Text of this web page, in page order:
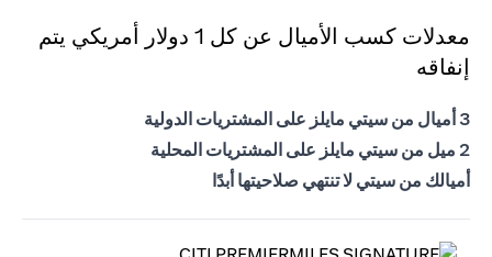
معدلات كسب الأميال عن كل 1 دولار أمريكي يتم
إنفاقه
3 أميال من سيتي مايلز على المشتريات الدولية
2 ميل من سيتي مايلز على المشتريات المحلية
أميالك من سيتي لا تنتهي صلاحيتها أبدًا